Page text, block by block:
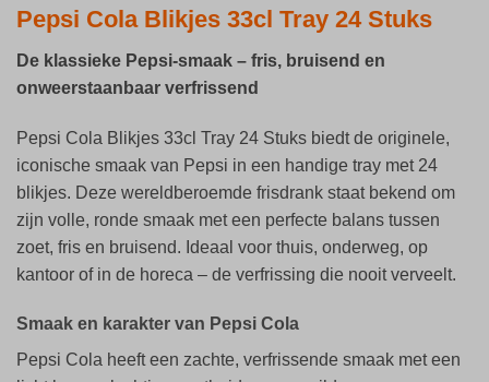
Pepsi Cola Blikjes 33cl Tray 24 Stuks
De klassieke Pepsi-smaak – fris, bruisend en
onweerstaanbaar verfrissend
Pepsi Cola Blikjes 33cl Tray 24 Stuks biedt de originele,
iconische smaak van Pepsi in een handige tray met 24
blikjes. Deze wereldberoemde frisdrank staat bekend om
zijn volle, ronde smaak met een perfecte balans tussen
zoet, fris en bruisend. Ideaal voor thuis, onderweg, op
kantoor of in de horeca – de verfrissing die nooit verveelt.
Smaak en karakter van Pepsi Cola
Pepsi Cola heeft een zachte, verfrissende smaak met een